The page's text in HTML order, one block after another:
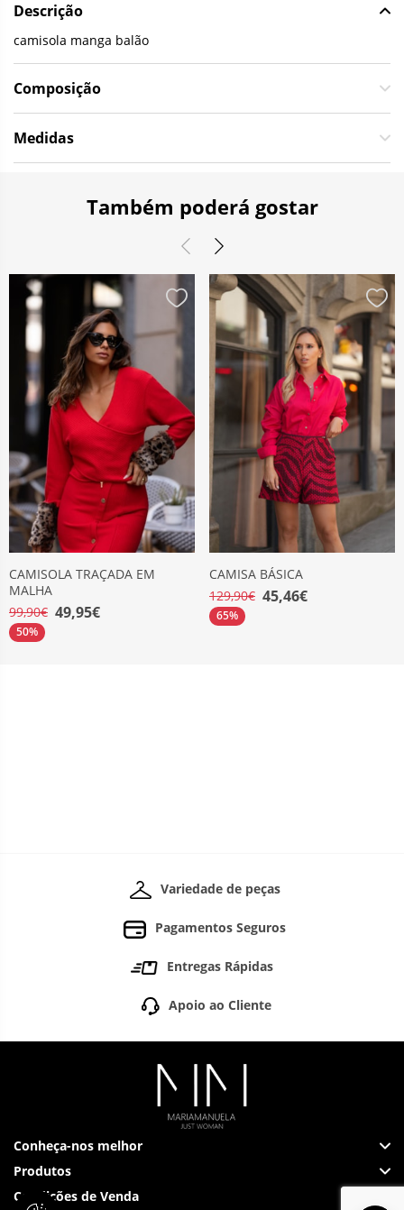
Descrição
camisola manga balão
Composição
Medidas
Também poderá gostar
CAMISOLA TRAÇADA EM
MALHA
99,90€ 49,95€
50%
CAMISA BÁSICA
129,90€ 45,46€
65%
Variedade de peças
Pagamentos Seguros
Entregas Rápidas
Apoio ao Cliente
Conheça-nos melhor
Produtos
Condições de Venda